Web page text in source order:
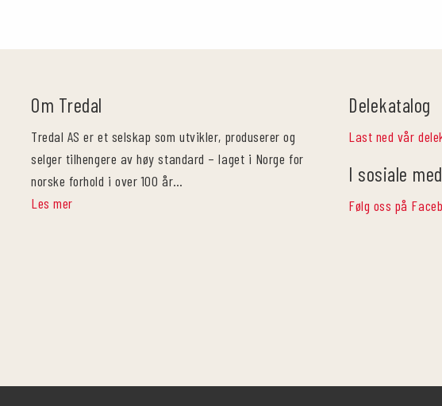
Om Tredal
Tredal AS er et selskap som utvikler, produserer og
selger tilhengere av høy standard – laget i Norge for
norske forhold i over 100 år…
Les mer
Delekatalog
Last ned vår
I sosiale
Følg oss på